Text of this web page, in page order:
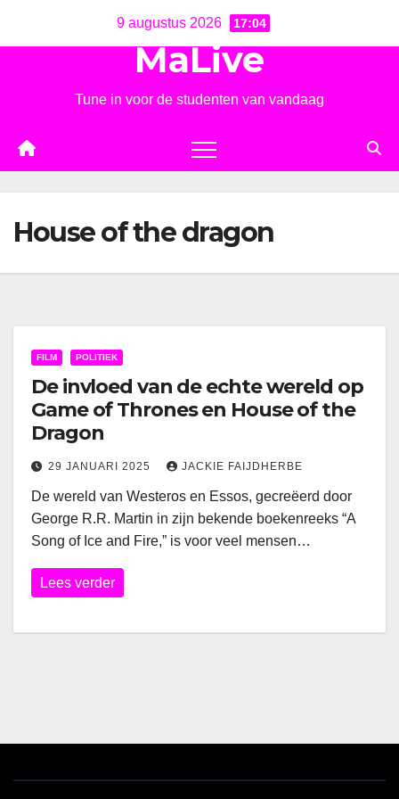
9 augustus 2026 17:04
MaLive
Tune in voor de studenten van vandaag
House of the dragon
FILM POLITIEK
De invloed van de echte wereld op
Game of Thrones en House of the
Dragon
29 JANUARI 2025 JACKIE FAIJDHERBE
De wereld van Westeros en Essos, gecreëerd door
George R.R. Martin in zijn bekende boekenreeks “A
Song of Ice and Fire,” is voor veel mensen…
Lees verder